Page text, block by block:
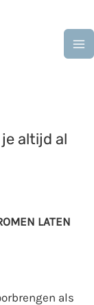
altijd al
LATEN
als